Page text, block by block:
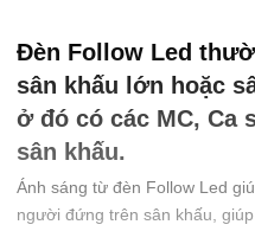
Đèn Follow Led
sân khấu lớn hoặc
ở đó có các MC, Ca
sân khấu.
Ánh sáng từ đèn Follow Led
người đứng trên sân khấu,